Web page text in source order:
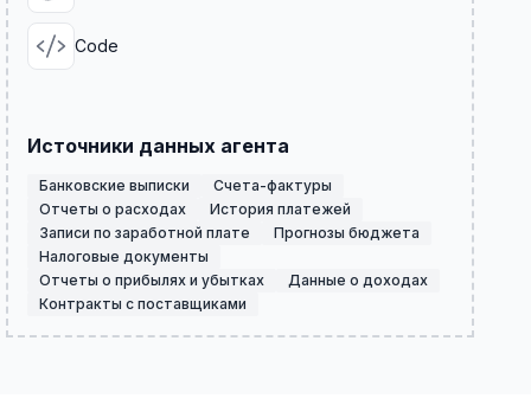
Code
Источники данных агента
Банковские выписки
Счета-фактуры
Отчеты о расходах
История платежей
Записи по заработной плате
Прогнозы бюджета
Налоговые документы
Отчеты о прибылях и убытках
Данные о доходах
Контракты с поставщиками